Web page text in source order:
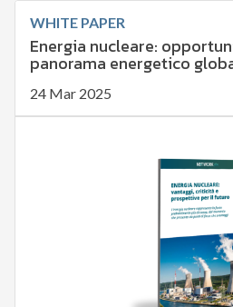
WHITE PAPER
Energia nucleare:
panorama energetico
24 Mar 2025